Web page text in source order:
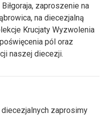
zaproszenie na
na diecezjalną
Krucjaty Wyzwolenia
pól oraz
naszej diecezji.
zaprosimy